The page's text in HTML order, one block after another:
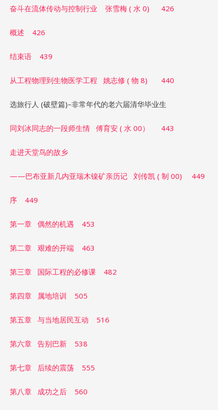
奋斗在流体传动与控制行业 张雪梅 ( 水 0) 426
概述 426
结束语 439
从工程物理到生物医学工程 姚志修 ( 物 8) 440
选旅行人 (破壁篇)–非常年代的老六届清华毕业生
同刘冰同志的一段师生情 傅育安 ( 水 00） 443
走进天堂鸟的故乡
——巴布亚新几内亚瑞木镍矿亲历记 刘传凯 ( 制 00) 449
序 449
第一章 偶然的机遇 453
第二章 艰难的开端 463
第三章 国际工程的必修课 482
第四章 属地培训 505
第五章 与当地居民互动 516
第六章 告别巴新 538
第七章 后续的震荡 555
第八章 成功之后 560